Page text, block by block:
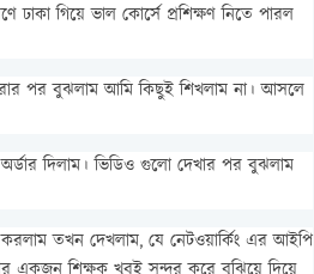
গিয়ে ভাল কোর্সে প্রশিক্ষণ নিতে পারল
করার পর বুঝলাম আমি কিছুই শিখলাম না। আসলে
দিলাম। ভিডিও গুলো দেখার পর বুঝলাম
তখন দেখলাম, যে নেটওয়ার্কিং এর আইপি